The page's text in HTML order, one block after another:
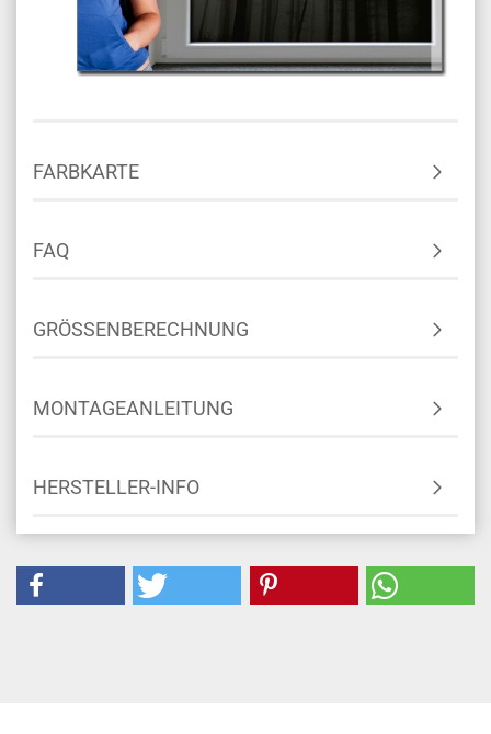
FARBKARTE
FAQ
GRÖSSENBERECHNUNG
MONTAGEANLEITUNG
HERSTELLER-INFO